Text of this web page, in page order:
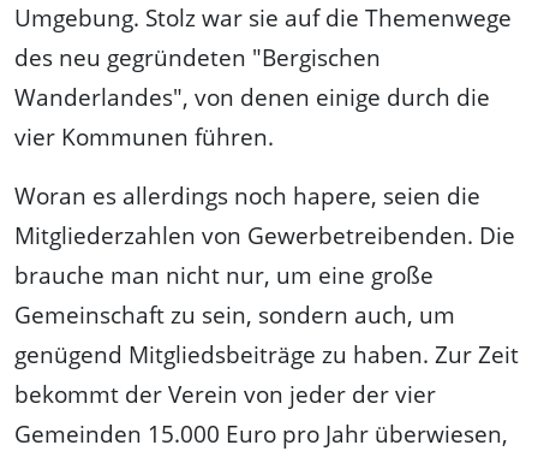
Umgebung. Stolz war sie auf die Themenwege
des neu gegründeten "Bergischen
Wanderlandes", von denen einige durch die
vier Kommunen führen.
Woran es allerdings noch hapere, seien die
Mitgliederzahlen von Gewerbetreibenden. Die
brauche man nicht nur, um eine große
Gemeinschaft zu sein, sondern auch, um
genügend Mitgliedsbeiträge zu haben. Zur Zeit
bekommt der Verein von jeder der vier
Gemeinden 15.000 Euro pro Jahr überwiesen,